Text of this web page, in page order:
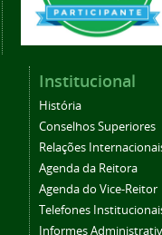
Institucional
História
Conselhos Superiores
Relações
Agenda da Reitora
Agenda do Vice-Reitor
Telefones
Informes